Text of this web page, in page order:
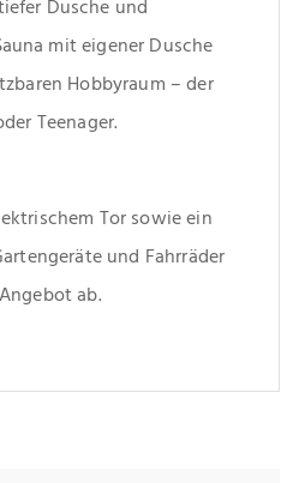
Dusche und
mit eigener Dusche
Hobbyraum – der
Teenager.
Tor sowie ein
und Fahrräder
ab.